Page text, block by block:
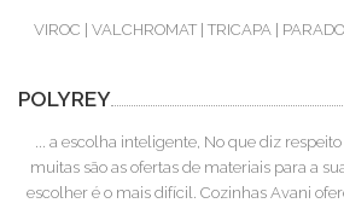
VIROC | VALCHROMAT | TRICAPA |
POLYREY
... a escolha inteligente, No que diz
muitas são as ofertas de materiais para a
escolher é o mais difícil. Cozinhas Avani